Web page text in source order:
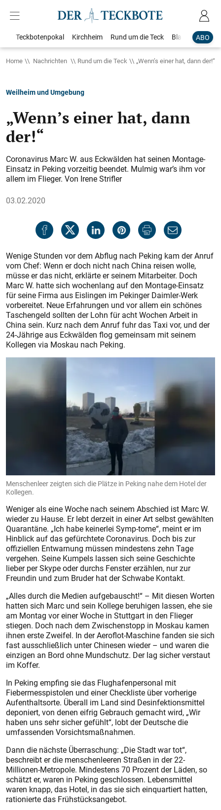
ABO
Teckbotenpokal Kirchheim Rund um die Teck Blaulicht
Home Nachrichten Rund um die Teck „Wenn’s einer hat, dann der!“
Weilheim und Umgebung
„Wenn’s einer hat, dann
der!“
Coronavirus Marc W. aus Eckwälden hat seinen Montage-
Einsatz in Peking vorzeitig beendet. Mulmig war’s ihm vor
allem im Flieger. Von Irene Strifler
03.02.2020
Wenige Stunden vor dem Abflug nach Peking kam der Anruf
vom Chef: Wenn er doch nicht nach China reisen wolle,
müsse er das nicht, erklärte er seinem Mitarbeiter. Doch
Marc W. hatte sich wochenlang auf den Montage-Einsatz
für seine Firma aus Eislingen im Pekinger Daimler-Werk
vorbereitet. Neue Erfahrungen und vor allem ein schönes
Taschengeld sollten der Lohn für acht Wochen Arbeit in
China sein. Kurz nach dem Anruf fuhr das Taxi vor, und der
24-Jährige aus Eckwälden flog gemeinsam mit seinem
Kollegen via Moskau nach Peking.
Menschenleer zeigten sich die Plätze in Peking nahe dem Hotel der
Kollegen.
Weniger als eine Woche nach seinem Abschied ist Marc W.
wieder zu Hause. Er lebt derzeit in einer Art selbst gewählten
Quarantäne. „Ich habe keinerlei Symp-tome“, meint er im
Hinblick auf das gefürchtete Coronavirus. Doch bis zur
offiziellen Entwarnung müssen mindestens zehn Tage
vergehen. Seine Kumpels lassen sich seine Geschichte
lieber per Skype oder durchs Fens­ter erzählen, nur zur
Freundin und zum Bruder hat der Schwabe Kontakt.
„Alles durch die Medien aufgebauscht!“ – Mit diesen Worten
hatten sich Marc und sein Kollege beruhigen lassen, ehe sie
am Montag vor einer Woche in Stuttgart in den Flieger
stiegen. Doch nach dem Zwischenstopp in Moskau kamen
ihnen erste Zweifel. In der Aeroflot-Maschine fanden sie sich
fast ausschließlich unter Chinesen wieder – und waren die
einzigen an Bord ohne Mundschutz. Der lag sicher verstaut
im Koffer.
In Peking empfing sie das Flughafenpersonal mit
Fiebermesspistolen und einer Checkliste über vorherige
Aufenthaltsorte. Überall im Land sind Desinfektionsmittel
deponiert, von denen eifrig Gebrauch gemacht wird, „Wir
haben uns sehr sicher gefühlt“, lobt der Deutsche die
umfassenden Vorsichtsmaßnahmen.
Dann die nächste Überraschung: „Die Stadt war tot“,
beschreibt er die menschenleeren Straßen in der 22-
Millionen-Metropole. Mindestens 70 Prozent der Läden, so
schätzt er, waren in Peking geschlossen. Lebensmittel
waren knapp, das Hotel, in das sie sich einquartiert hatten,
rationierte das Frühstücksangebot.